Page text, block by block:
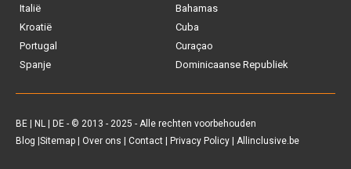
Italië
Kroatië
Portugal
Spanje
Bahamas
Cuba
Curaçao
Dominicaanse Republiek
BE NL DE - © 2013 - 2025 - Alle rechten voorbehouden
Blog Sitemap Over ons Contact Privacy Policy | Allinclusive.be
Vakantiediscounter
D-reizen